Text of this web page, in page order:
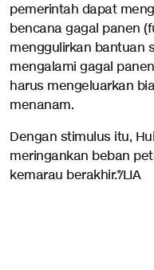
pemerintah dapat
bencana gagal panen
menggulirkan bantuan
mengalami gagal
harus mengeluarkan
menanam.
Dengan stimulus itu,
meringankan beban
kemarau berakhir.*/LIA